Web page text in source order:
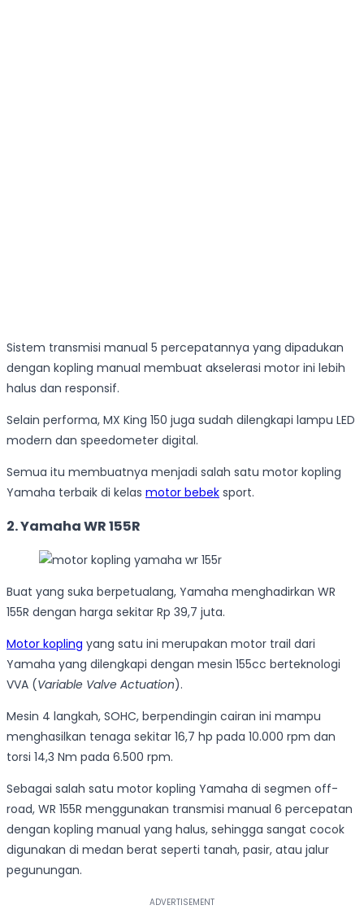
Sistem transmisi manual 5 percepatannya yang dipadukan
dengan kopling manual membuat akselerasi motor ini lebih
halus dan responsif.
Selain performa, MX King 150 juga sudah dilengkapi lampu LED
modern dan speedometer digital.
Semua itu membuatnya menjadi salah satu motor kopling
Yamaha terbaik di kelas motor bebek sport.
2. Yamaha WR 155R
Buat yang suka berpetualang, Yamaha menghadirkan WR
155R dengan harga sekitar Rp 39,7 juta.
Motor kopling yang satu ini merupakan motor trail dari
Yamaha yang dilengkapi dengan mesin 155cc berteknologi
VVA (Variable Valve Actuation).
Mesin 4 langkah, SOHC, berpendingin cairan ini mampu
menghasilkan tenaga sekitar 16,7 hp pada 10.000 rpm dan
torsi 14,3 Nm pada 6.500 rpm.
Sebagai salah satu motor kopling Yamaha di segmen off-
road, WR 155R menggunakan transmisi manual 6 percepatan
dengan kopling manual yang halus, sehingga sangat cocok
digunakan di medan berat seperti tanah, pasir, atau jalur
pegunungan.